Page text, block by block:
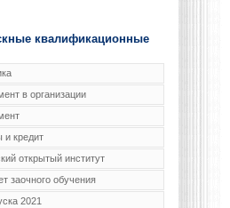
квалификационные
в организации
и кредит
открытый институт
заочного обучения
2021